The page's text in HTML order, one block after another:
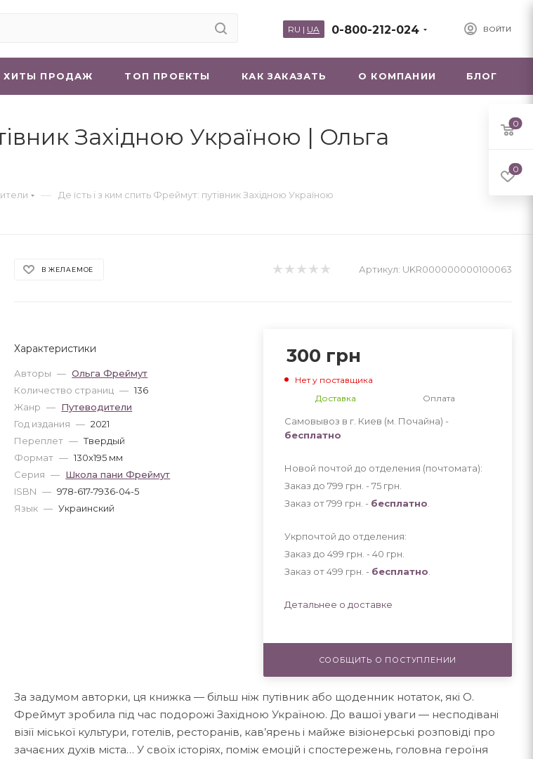
ВОЙТИ
0-800-212-024
RU | UA
ХИТЫ ПРОДАЖ ТОП ПРОЕКТЫ КАК ЗАКАЗАТЬ О КОМПАНИИ БЛОГ
Західною Україною | Ольга
— Де їсть і з ким спить Фреймут: путівник Західною Україною
В ЖЕЛАЕМОЕ Артикул: UKR000000000100063
Характеристики
Авторы — Ольга Фреймут
Количество страниц — 136
Жанр — Путеводители
Год издания — 2021
Переплет — Твердый
Формат — 130x195 мм
Серия — Школа пани Фреймут
ISBN — 978-617-7936-04-5
Язык — Украинский
300 грн
Нет у поставщика
Доставка
Оплата
Самовывоз в г. Киев (м. Почайна) -
бесплатно
Новой почтой до отделения (почтомата):
Заказ до 799 грн. - 75 грн
Заказ от 799 грн. - бесплатно
Укрпочтой до отделения:
Заказ до 499 грн. - 40 грн
Заказ от 499 грн. - бесплатно
Детальнее о доставке
СООБЩИТЬ О ПОСТУПЛЕНИИ
За задумом авторки, ця книжка — більш ніж путівник або щоденник нотаток, які О.
Фреймут зробила під час подорожі Західною Україною. До вашої уваги — неcподівані
візії міської культури, готелів, ресторанів, кав’ярень і майже візіонерські розповіді про
зачаєних духів міста… У своїх історіях, поміж емоцій і спостережень, головна героїня
0
0